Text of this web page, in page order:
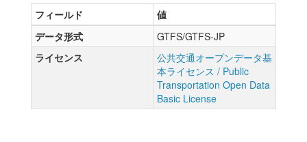
フィールド
値
データ形式
GTFS/GTFS-JP
ライセンス
公共交通オープンデータ基
本ライセンス / Public
Transportation Open Data
Basic License